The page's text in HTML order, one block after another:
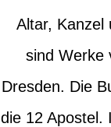
Altar, Kanzel
sind Werke
Dresden. Die
die 12 Apostel.